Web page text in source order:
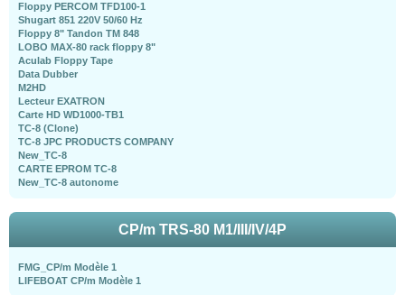
Floppy PERCOM TFD100-1
Shugart 851 220V 50/60 Hz
Floppy 8" Tandon TM 848
LOBO MAX-80 rack floppy 8"
Aculab Floppy Tape
Data Dubber
M2HD
Lecteur EXATRON
Carte HD WD1000-TB1
TC-8 (Clone)
TC-8 JPC PRODUCTS COMPANY
New_TC-8
CARTE EPROM TC-8
New_TC-8 autonome
CP/m TRS-80 M1/III/IV/4P
FMG_CP/m Modèle 1
LIFEBOAT CP/m Modèle 1